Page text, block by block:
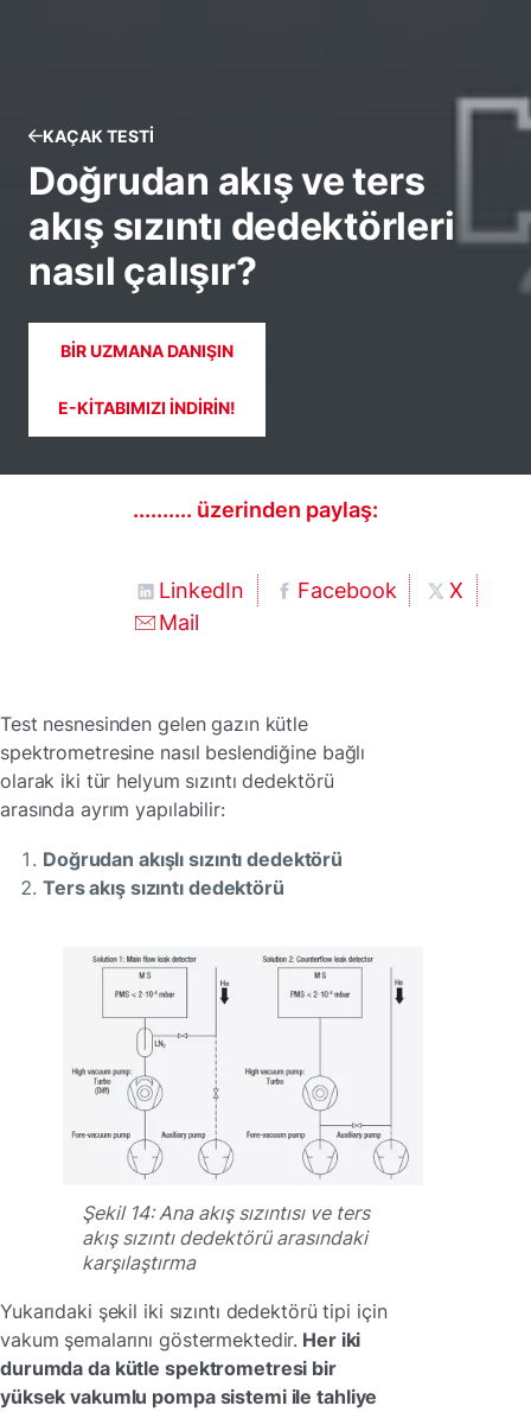
KAÇAK TESTI
Doğrudan akış ve ters
akış sızıntı dedektörleri
nasıl çalışır?
BIR UZMANA DANIŞIN
E-KITABIMIZI INDIRIN!
.......... üzerinden paylaş:
LinkedIn Facebook
X
Mail
Test nesnesinden gelen gazın kütle
spektrometresine nasıl beslendiğine bağlı
olarak iki tür helyum sızıntı dedektörü
arasında ayrım yapılabilir:
Doğrudan akışlı sızıntı dedektörü
Ters akış sızıntı dedektörü
Şekil 14: Ana akış sızıntısı ve ters
akış sızıntı dedektörü arasındaki
karşılaştırma
Yukarıdaki şekil iki sızıntı dedektörü tipi için
vakum şemalarını göstermektedir. Her iki
durumda da kütle spektrometresi bir
yüksek vakumlu pompa sistemi ile tahliye